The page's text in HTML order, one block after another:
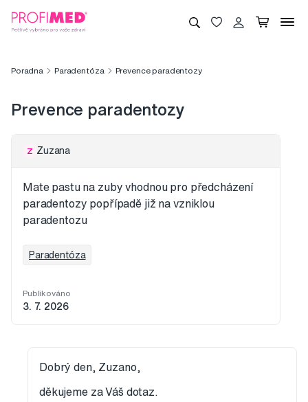
Poradna Paradentóza Prevence paradentozy
Prevence paradentozy
Z Zuzana
Mate pastu na zuby vhodnou pro předcházení
paradentozy popřípadě již na vzniklou
paradentozu
Paradentóza
Publikováno
3. 7. 2026
Dobrý den, Zuzano,
děkujeme za Váš dotaz.